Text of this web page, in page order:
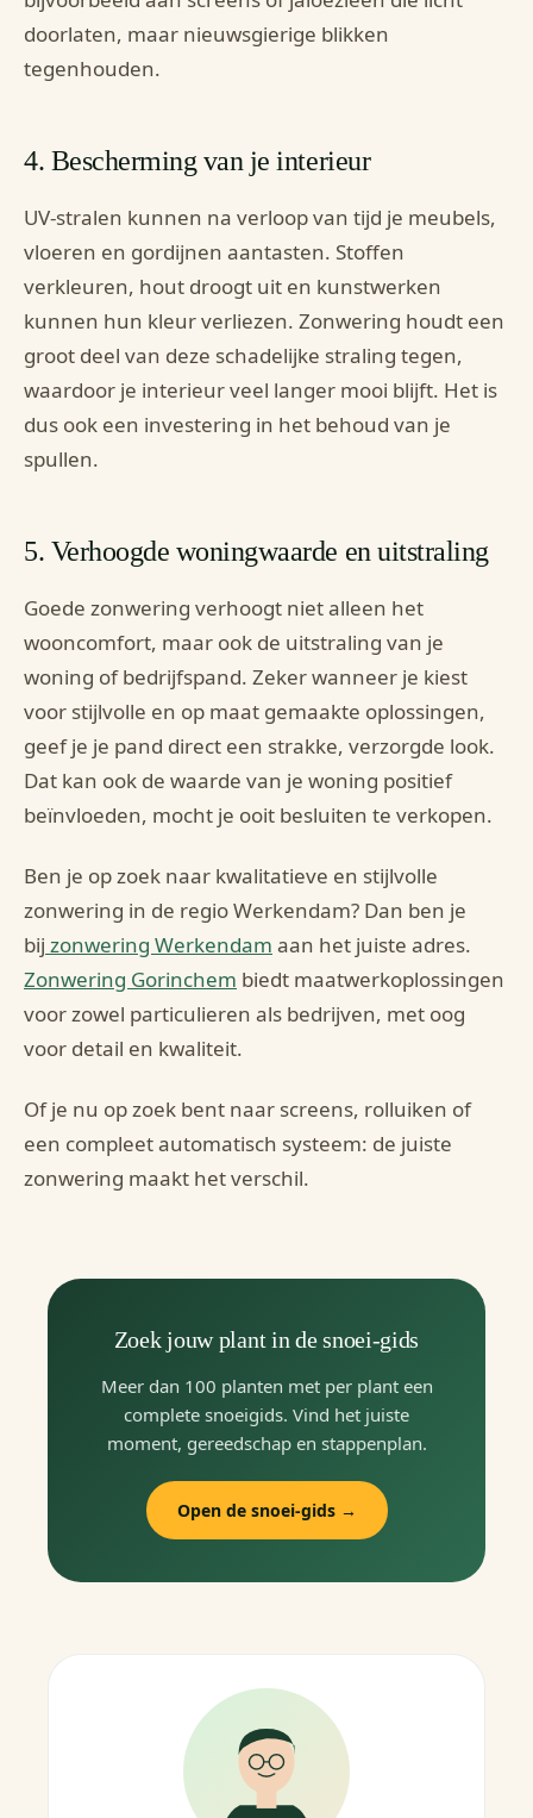
doorlaten, maar nieuwsgierige blikken
tegenhouden.
4. Bescherming van je interieur
UV-stralen kunnen na verloop van tijd je meubels,
vloeren en gordijnen aantasten. Stoffen
verkleuren, hout droogt uit en kunstwerken
kunnen hun kleur verliezen. Zonwering houdt een
groot deel van deze schadelijke straling tegen,
waardoor je interieur veel langer mooi blijft. Het is
dus ook een investering in het behoud van je
spullen.
5. Verhoogde woningwaarde en uitstraling
Goede zonwering verhoogt niet alleen het
wooncomfort, maar ook de uitstraling van je
woning of bedrijfspand. Zeker wanneer je kiest
voor stijlvolle en op maat gemaakte oplossingen,
geef je je pand direct een strakke, verzorgde look.
Dat kan ook de waarde van je woning positief
beïnvloeden, mocht je ooit besluiten te verkopen.
Ben je op zoek naar kwalitatieve en stijlvolle
zonwering in de regio Werkendam? Dan ben je
bij zonwering Werkendam aan het juiste adres.
Zonwering Gorinchem biedt maatwerkoplossingen
voor zowel particulieren als bedrijven, met oog
voor detail en kwaliteit.
Of je nu op zoek bent naar screens, rolluiken of
een compleet automatisch systeem: de juiste
zonwering maakt het verschil.
Zoek jouw plant in de snoei-gids
Meer dan 100 planten met per plant een
complete snoeigids. Vind het juiste
moment, gereedschap en stappenplan.
Open de snoei-gids →